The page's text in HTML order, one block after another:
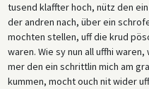
tusend klaffter hoch, nütz den
der andren nach, über ein
mochten stellen, uff die krud
waren. Wie sy nun all uffhi
mer den ein schrittlin mich am
kummen, mocht ouch nit wider